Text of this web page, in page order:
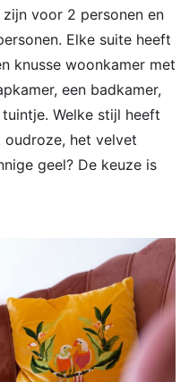
voor 2 personen en
Elke suite heeft
knusse woonkamer met
een badkamer,
Welke stijl heeft
het velvet
geel? De keuze is